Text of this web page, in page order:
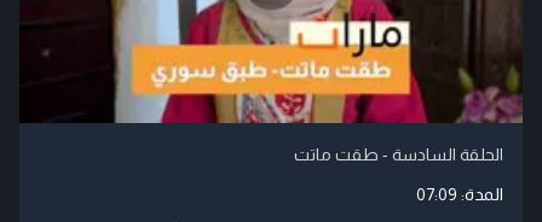
الحلقة السادسة - طقت ماتت
المدة: 07:09